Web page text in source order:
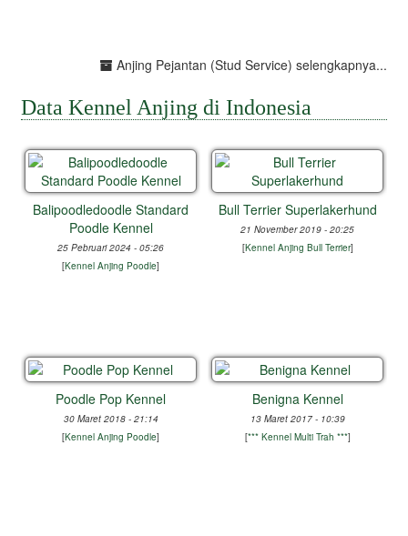
Anjing Pejantan (Stud Service) selengkapnya...
Data Kennel Anjing di Indonesia
Balipoodledoodle Standard
Poodle Kennel
25 Pebruari 2024 - 05:26
[Kennel Anjing Poodle]
Bull Terrier Superlakerhund
21 November 2019 - 20:25
[Kennel Anjing Bull Terrier]
Poodle Pop Kennel
30 Maret 2018 - 21:14
[Kennel Anjing Poodle]
Benigna Kennel
13 Maret 2017 - 10:39
[*** Kennel Multi Trah ***]